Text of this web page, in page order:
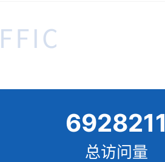
6928211
总访问量